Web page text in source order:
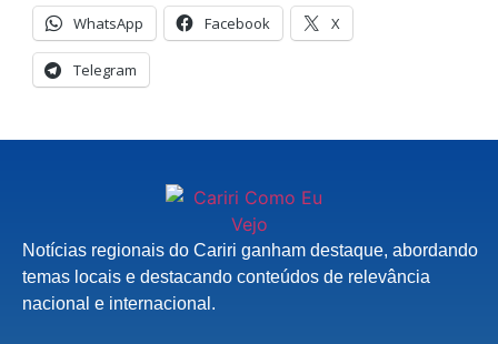
WhatsApp Facebook X
Telegram
Notícias regionais do Cariri ganham destaque, abordando
temas locais e destacando conteúdos de relevância
nacional e internacional.